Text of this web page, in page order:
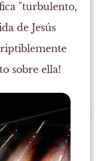
"turbulento,
de Jesús
sobre ella!